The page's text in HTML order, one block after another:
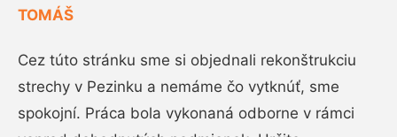
TOMÁŠ
Cez túto stránku sme si objednali rekonštrukciu
strechy v Pezinku a nemáme čo vytknúť, sme
spokojní. Práca bola vykonaná odborne v rámci